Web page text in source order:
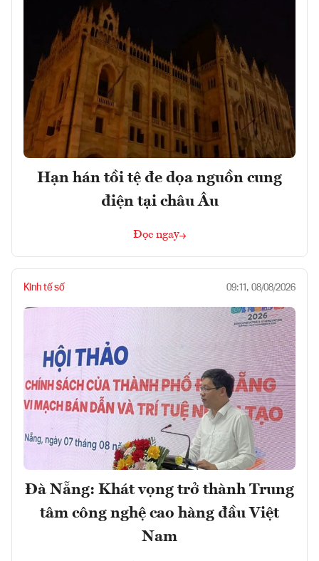
Hạn hán tồi tệ đe dọa nguồn cung
điện tại châu Âu
Đọc ngay
Kinh tế số 09:11, 08/08/2026
Đà Nẵng: Khát vọng trở thành Trung
tâm công nghệ cao hàng đầu Việt
Nam